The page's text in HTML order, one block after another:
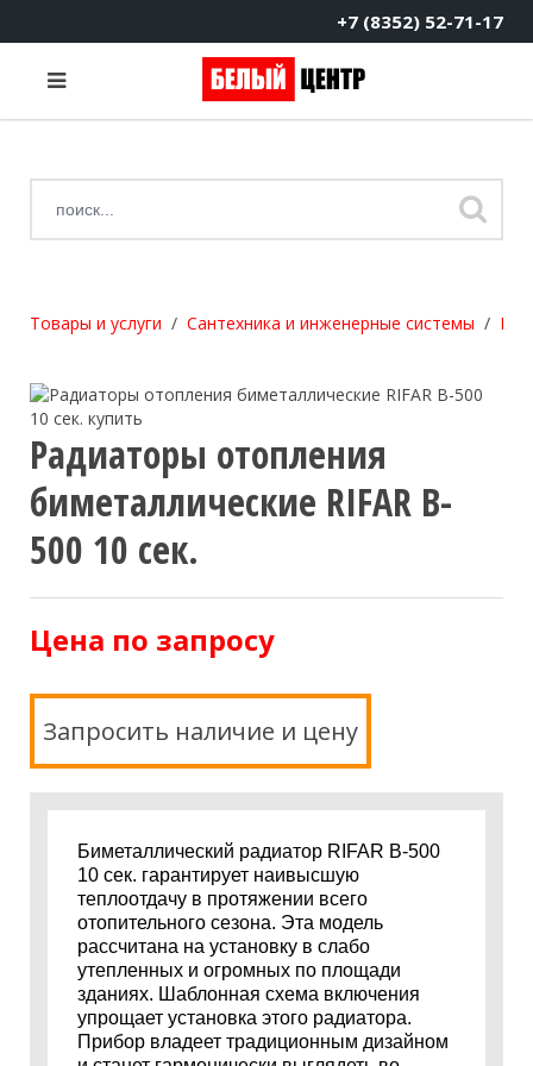
+7 (8352) 52-71-17
Товары и услуги Сантехника и инженерные системы
Радиаторы отопления
биметаллические RIFAR B-
500 10 сек.
Цена по запросу
Запросить наличие и цену
Биметаллический радиатор RIFAR B-500
10 сек. гарантирует наивысшую
теплоотдачу в протяжении всего
отопительного сезона. Эта модель
рассчитана на установку в слабо
утепленных и огромных по площади
зданиях. Шаблонная схема включения
упрощает установка этого радиатора.
Прибор владеет традиционным дизайном